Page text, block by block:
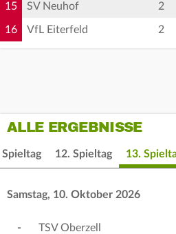
15 SV Neuhof 2
16 VfL Eiterfeld 2
ALLE ERGEBNISSE
Spieltag 12. Spieltag 13.
Samstag, 10. Oktober 2026
- TSV Oberzell